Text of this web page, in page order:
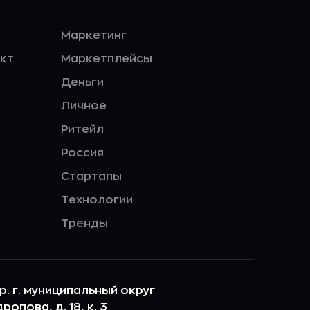
Маркетинг
Маркетплейсы
Деньги
Личное
Ритейл
Россия
Стартапы
Технологии
Тренды
г. муниципальный округ
д. 18, к. 3